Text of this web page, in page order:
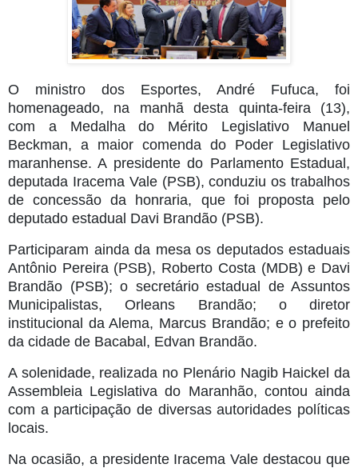
O ministro dos Esportes, André Fufuca, foi
homenageado, na manhã desta quinta-feira (13),
com a Medalha do Mérito Legislativo Manuel
Beckman, a maior comenda do Poder Legislativo
maranhense. A presidente do Parlamento Estadual,
deputada Iracema Vale (PSB), conduziu os trabalhos
de concessão da honraria, que foi proposta pelo
deputado estadual Davi Brandão (PSB).
Participaram ainda da mesa os deputados estaduais
Antônio Pereira (PSB), Roberto Costa (MDB) e Davi
Brandão (PSB); o secretário estadual de Assuntos
Municipalistas, Orleans Brandão; o diretor
institucional da Alema, Marcus Brandão; e o prefeito
da cidade de Bacabal, Edvan Brandão.
A solenidade, realizada no Plenário Nagib Haickel da
Assembleia Legislativa do Maranhão, contou ainda
com a participação de diversas autoridades políticas
locais.
Na ocasião, a presidente Iracema Vale destacou que